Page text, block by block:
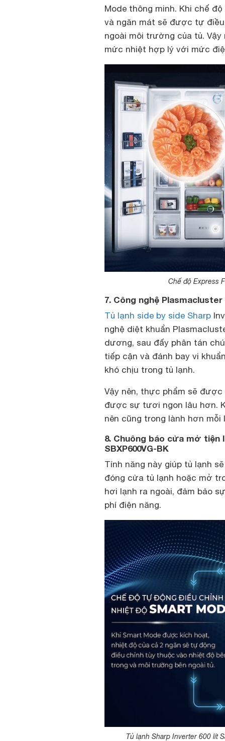
Mode thông minh. Khi chế
và ngăn mát sẽ được tự
ngoài môi trường của tủ.
mức nhiệt hợp lý với mức
Chế độ Express
7. Công nghệ Plasmacluster
Tủ lạnh side by side Sharp
nghệ diệt khuẩn
dương, sau đấy phân tán
tiếp cận và đánh bay vi
khó chịu trong tủ lạnh.
Vậy nên, thực phẩm sẽ
được sự tươi ngon lâu hơn.
nên cũng trong lành hơn
8. Chuông báo cửa mở
SBXP600VG-BK
Tính năng này giúp tủ lạnh
đóng cửa tủ lạnh hoặc mở
hơi lạnh ra ngoài, đảm bảo
phí điện năng.
Tủ lạnh Sharp Inverter 600 lít